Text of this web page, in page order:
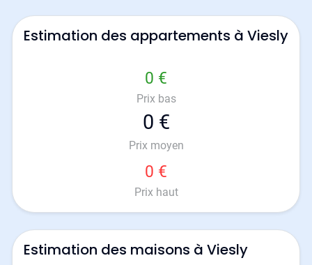
Estimation des appartements à Viesly
0 €
Prix bas
0 €
Prix moyen
0 €
Prix haut
Estimation des maisons à Viesly